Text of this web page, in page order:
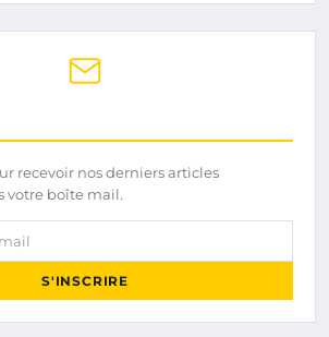
recevoir nos derniers articles
votre boîte mail.
S'INSCRIRE